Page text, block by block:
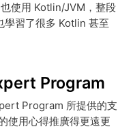
使用 Kotlin/JVM，整段
習了很多 Kotlin 甚至
Program
Program 所提供的支
使用心得推廣得更遠更